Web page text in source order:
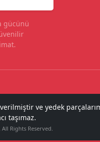
gücünü
ve yedek
taşımaz.
All Rights Reserved.